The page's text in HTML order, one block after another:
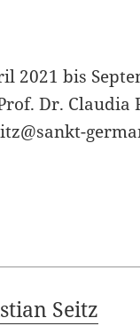
2021 bis
Dr. Claudia
Seitz